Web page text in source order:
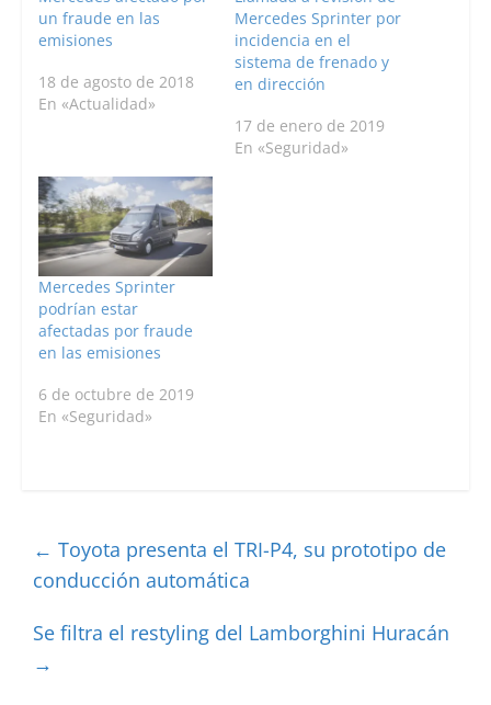
un fraude en las
emisiones
18 de agosto de 2018
En «Actualidad»
Mercedes Sprinter por
incidencia en el
sistema de frenado y
en dirección
17 de enero de 2019
En «Seguridad»
Mercedes Sprinter
podrían estar
afectadas por fraude
en las emisiones
6 de octubre de 2019
En «Seguridad»
← Toyota presenta el TRI-P4, su prototipo de
conducción automática
Se filtra el restyling del Lamborghini Huracán
→